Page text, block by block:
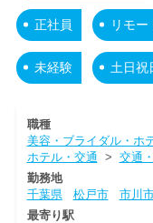
正社員 リモ
未経験 土日祝
職種
美容・ブライダル・ホ
ホテル・交通 > 交通
勤務地
千葉県
松戸市 市川
最寄り駅